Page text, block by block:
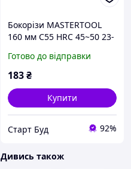
Бокорізи MASTERTOOL
160 мм C55 HRC 45~50 23-
Готово до відправки
183₴
Купити
Старт Буд 92%
Дивись також